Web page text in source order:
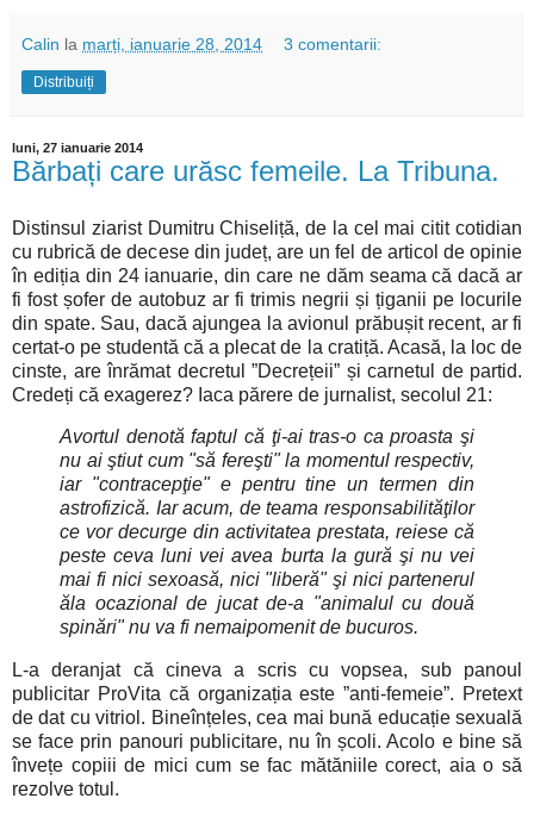
Calin la marți, ianuarie 28, 2014 3 comentarii:
Distribuiți
luni, 27 ianuarie 2014
Bărbați care urăsc femeile. La Tribuna.
Distinsul ziarist Dumitru Chiseliță, de la cel mai citit cotidian
cu rubrică de decese din județ, are un fel de articol de opinie
în ediția din 24 ianuarie, din care ne dăm seama că dacă ar
fi fost șofer de autobuz ar fi trimis negrii și țiganii pe locurile
din spate. Sau, dacă ajungea la avionul prăbușit recent, ar fi
certat-o pe studentă că a plecat de la cratiță. Acasă, la loc de
cinste, are înrămat decretul ”Decrețeii” și carnetul de partid.
Credeți că exagerez? Iaca părere de jurnalist, secolul 21:
Avortul denotă faptul că ţi-ai tras-o ca proasta şi
nu ai ştiut cum "să fereşti" la momentul respectiv,
iar "contracepţie" e pentru tine un termen din
astrofizică. Iar acum, de teama responsabilităţilor
ce vor decurge din activitatea prestata, reiese că
peste ceva luni vei avea burta la gură şi nu vei
mai fi nici sexoasă, nici "liberă" şi nici partenerul
ăla ocazional de jucat de-a "animalul cu două
spinări" nu va fi nemaipomenit de bucuros.
L-a deranjat că cineva a scris cu vopsea, sub panoul
publicitar ProVita că organizația este ”anti-femeie”. Pretext
de dat cu vitriol. Bineînțeles, cea mai bună educație sexuală
se face prin panouri publicitare, nu în școli. Acolo e bine să
învețe copiii de mici cum se fac mătăniile corect, aia o să
rezolve totul.